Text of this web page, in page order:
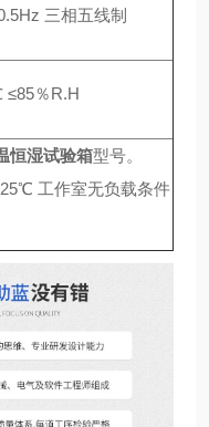
三相五线制
％R.H
恒湿试验箱型号。
工作室无负载条件